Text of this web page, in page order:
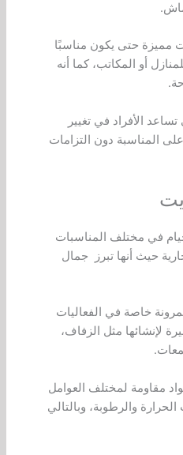
مميزة حتى يكون مناسبًا
أو المكاتب، كما أنه
الأفراد في تغيير
المناسبة دون التزامات
في مختلف المناسبات
حيث أنها تبرز جمال
خاصة في الفعاليات
لإنشائها مثل الزفاف،
مقاومة لمختلف العوامل
والرطوبة، وبالتالي